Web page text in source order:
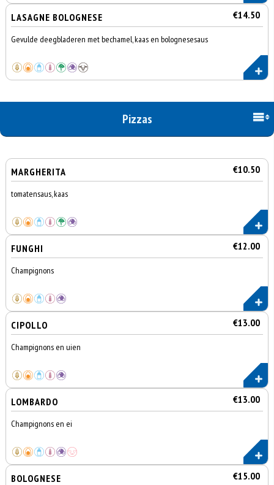
LASAGNE BOLOGNESE €14.50
Gevulde deegbladeren met bechamel, kaas en bolognesesaus
Pizzas
MARGHERITA €10.50
tomatensaus, kaas
FUNGHI €12.00
Champignons
CIPOLLO €13.00
Champignons en uien
LOMBARDO €13.00
Champignons en ei
BOLOGNESE €15.00